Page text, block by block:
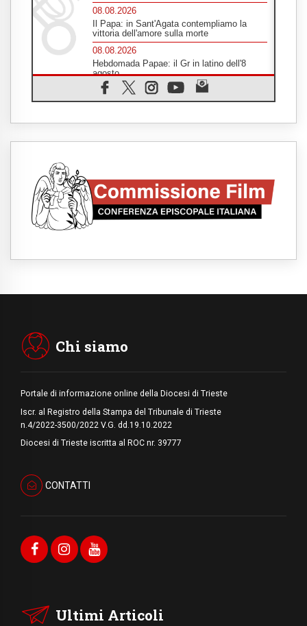
08.08.2026
Il Papa: in Sant'Agata contempliamo la
vittoria dell'amore sulla morte
08.08.2026
Hebdomada Papae: il Gr in latino dell'8
agosto
08.08.2026
Spin Time, Reina: Cristo non abita nei
senzatetto
08.08.2026
08.08.2026
Argentina, l'arcivescovo Colombo: "La
visita del Papa messaggio di pace e
dignità"
Medio Oriente
Chi siamo
Portale di informazione online della Diocesi di Trieste
Iscr. al Registro della Stampa del Tribunale di Trieste
n.4/2022-3500/2022 V.G. dd.19.10.2022
Diocesi di Trieste iscritta al ROC nr. 39777
CONTATTI
Ultimi Articoli